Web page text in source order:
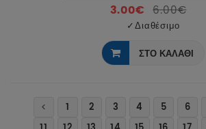
3.00€ 6.00€
✓Διαθέσιμο
ΣΤΟ ΚΑΛΑΘΙ
1 2 3 4 5 6